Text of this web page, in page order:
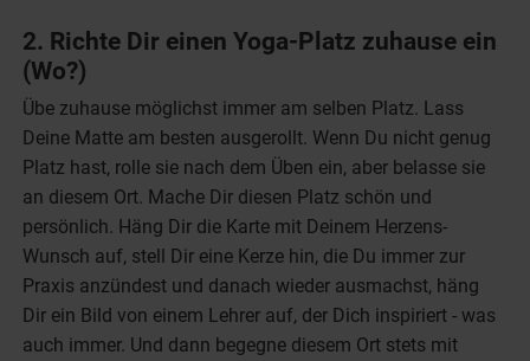
2. Richte Dir einen Yoga-Platz zuhause ein
(Wo?)
Übe zuhause möglichst immer am selben Platz. Lass
Deine Matte am besten ausgerollt. Wenn Du nicht genug
Platz hast, rolle sie nach dem Üben ein, aber belasse sie
an diesem Ort. Mache Dir diesen Platz schön und
persönlich. Häng Dir die Karte mit Deinem Herzens-
Wunsch auf, stell Dir eine Kerze hin, die Du immer zur
Praxis anzündest und danach wieder ausmachst, häng
Dir ein Bild von einem Lehrer auf, der Dich inspiriert - was
auch immer. Und dann begegne diesem Ort stets mit